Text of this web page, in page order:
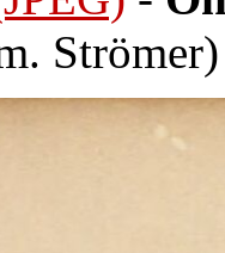
Strömer)